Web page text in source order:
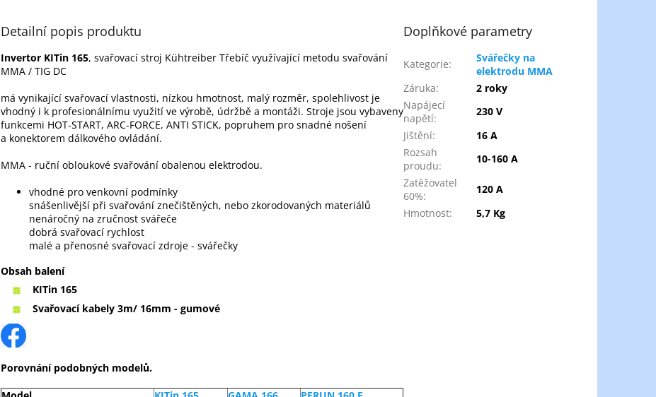
Detailní popis produktu
Invertor KITin 165, svařovací stroj Kühtreiber Třebíč využívající metodu svařování
MMA / TIG DC
má vynikající svařovací vlastnosti, nízkou hmotnost, malý rozměr, spolehlivost je
vhodný i k profesionálnímu využití ve výrobě, údržbě a montáži. Stroje jsou vybaveny
funkcemi HOT-START, ARC-FORCE, ANTI STICK, popruhem pro snadné nošení
a konektorem dálkového ovládání.
MMA - ruční obloukové svařování obalenou elektrodou.
vhodné pro venkovní podmínky
snášenlivější při svařování znečištěných, nebo zkorodovaných materiálů
nenáročný na zručnost svářeče
dobrá svařovací rychlost
malé a přenosné svařovací zdroje - svářečky
Obsah balení
KITin 165
Svařovací kabely 3m/ 16mm - gumové
Porovnání podobných modelů.
Doplňkové parametry
Kategorie:
Svářečky na
elektrodu MMA
Záruka:
2 roky
Napájecí
napětí:
230 V
Jištění:
16 A
Rozsah
proudu:
10-160 A
Zatěžovatel
60%:
120 A
Hmotnost: 5,7 Kg